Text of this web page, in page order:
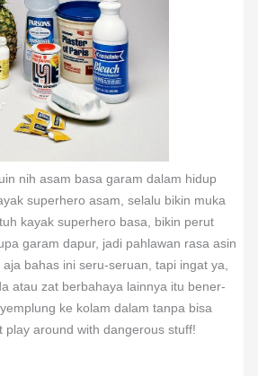
nih asam basa garam dalam hidup
superhero asam, selalu bikin muka
kayak superhero basa, bikin perut
garam dapur, jadi pahlawan rasa asin
bahas ini seru-seruan, tapi ingat ya,
atau zat berbahaya lainnya itu bener-
ke kolam dalam tanpa bisa
play around with dangerous stuff!